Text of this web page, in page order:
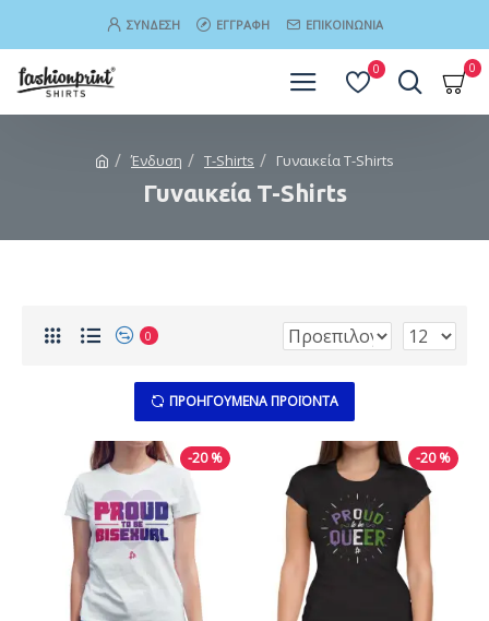
ΣΎΝΔΕΣΗ ΕΓΓΡΑΦΉ ΕΠΙΚΟΙΝΩΝΊΑ
0 0
Ένδυση T-Shirts Γυναικεία T-Shirts
Γυναικεία T-Shirts
0
ΠΡΟΗΓΟΎΜΕΝΑ ΠΡΟΪΌΝΤΑ
-20 % -20 %